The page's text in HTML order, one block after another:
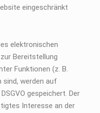
eingeschränkt
elektronischen
Bereitstellung
Funktionen (z. B.
werden auf
gespeichert. Der
Interesse an der